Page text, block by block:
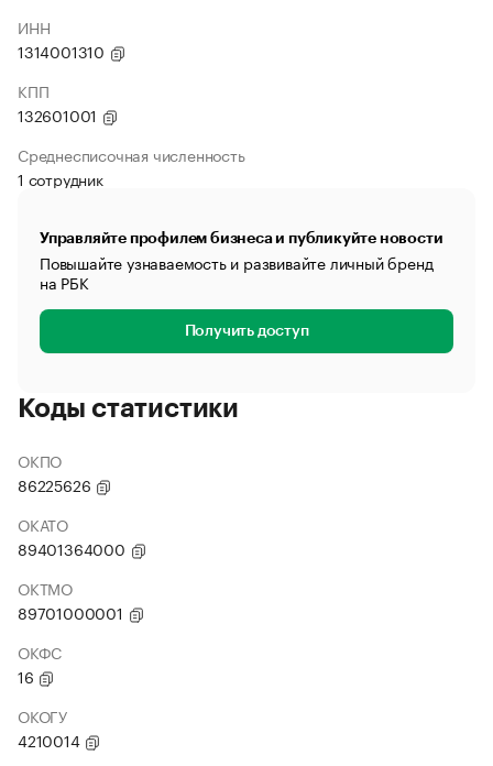
ИНН
1314001310
КПП
132601001
Среднесписочная численность
1 сотрудник
Управляйте профилем бизнеса и публикуйте новости
Повышайте узнаваемость и развивайте личный бренд
на РБК
Получить доступ
Коды статистики
ОКПО
86225626
ОКАТО
89401364000
ОКТМО
89701000001
ОКФС
16
ОКОГУ
4210014